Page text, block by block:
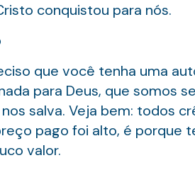
conquistou para nós.
que você tenha uma
para Deus, que somos
salva. Veja bem: todos
pago foi alto, é porque
valor.